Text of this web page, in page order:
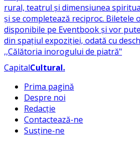
CapitalCultural.
Prima pagină
Despre noi
Redacție
Contactează-ne
Susține-ne